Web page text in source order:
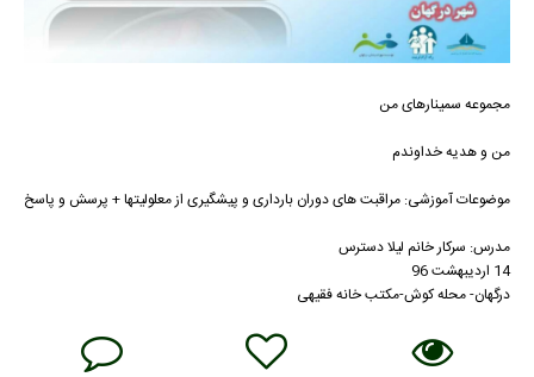
مجموعه سمینارهای من
من و هدیه خداوندم
موضوعات آموزشی: مراقبت های دوران بارداری و پیشگیری از معلولیتها + پرسش و پاسخ
مدرس: سرکار خانم لیلا دسترس
14 اردیبهشت 96
درگهان- محله کوش-مکتب خانه فقیهی